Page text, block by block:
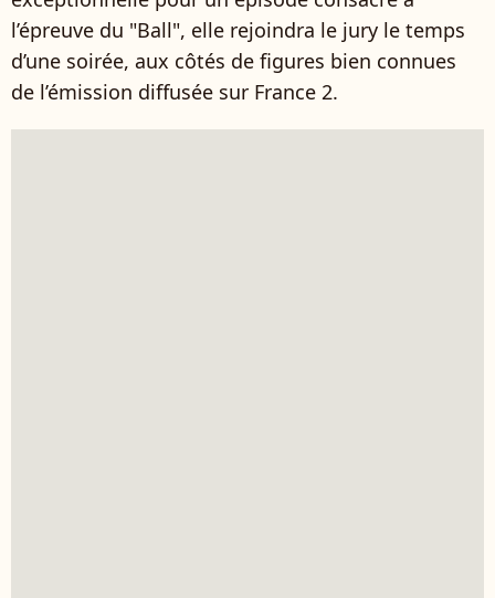
l’épreuve du "Ball", elle rejoindra le jury le temps
d’une soirée, aux côtés de figures bien connues
de l’émission diffusée sur France 2.